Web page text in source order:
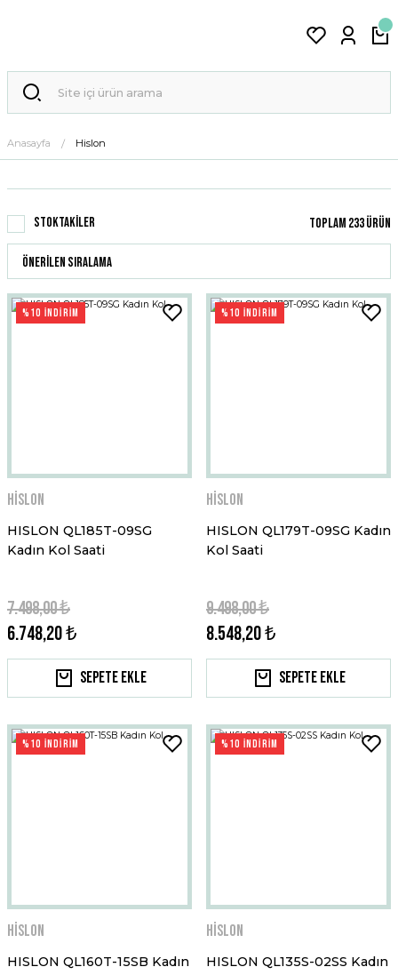
Anasayfa Hislon
Stoktakiler Toplam 233 ürün
%10 İNDİRİM
Hislon
HISLON QL185T-09SG
Kadın Kol Saati
6.748,20 ₺
7.498,00 ₺
Sepete Ekle
%10 İNDİRİM
Hislon
HISLON QL179T-09SG Kadın
Kol Saati
8.548,20 ₺
9.498,00 ₺
Sepete Ekle
%10 İNDİRİM
Hislon
HISLON QL160T-15SB Kadın
%10 İNDİRİM
Hislon
HISLON QL135S-02SS Kadın